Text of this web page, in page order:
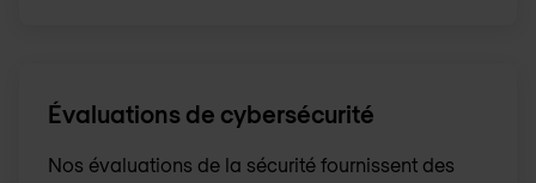
Évaluations de cybersécurité
Nos évaluations de la sécurité fournissent des